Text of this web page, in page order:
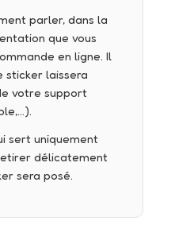
parler, dans la
que vous
en ligne. Il
sticker laissera
votre support
sert uniquement
délicatement
sera posé.